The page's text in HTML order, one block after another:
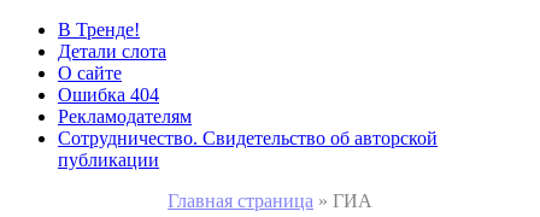
В Тренде!
Детали слота
О сайте
Ошибка 404
Рекламодателям
Сотрудничество. Свидетельство об авторской
публикации
Главная страница » ГИА